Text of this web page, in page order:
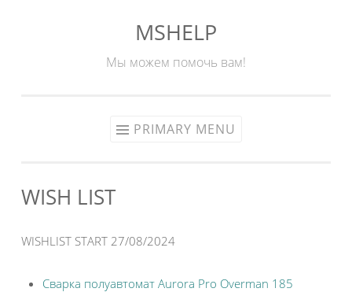
MSHELP
Мы можем помочь вам!
PRIMARY MENU
WISH LIST
WISHLIST START 27/08/2024
Сварка полуавтомат Aurora Pro Overman 185